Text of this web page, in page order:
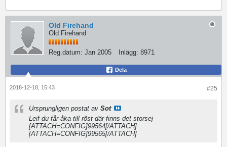
Old Firehand
Old Firehand
Reg.datum: Jan 2005 Inlägg: 8971
Dela
#25
2018-12-18, 15:43
Ursprungligen postat av Sot
Leif du får åka till röst där finns det storsej
[ATTACH=CONFIG]99564[/ATTACH]
[ATTACH=CONFIG]99565[/ATTACH]